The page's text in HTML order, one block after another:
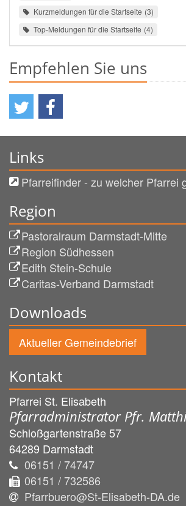
Kurzmeldungen für die Startseite 3
Top-Meldungen für die Startseite 4
Empfehlen Sie uns
Links
Pfarreifinder - zu welcher Pfarrei
Region
Pastoralraum Darmstadt-Mitte
Region Südhessen
Edith Stein-Schule
Caritas-Verband Darmstadt
Downloads
Aktueller Gemeindebrief
Kontakt
Pfarrei St. Elisabeth
Pfarradministrator Pfr.
Schloßgartenstraße 57
64289 Darmstadt
06151 / 74747
06151 / 732586
Pfarrbuero@St-Elisabeth-DA.de